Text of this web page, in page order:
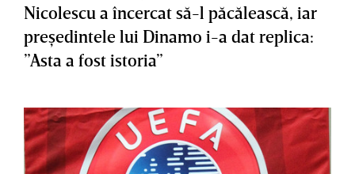
Nicolescu a încercat să-l păcălească, iar
preşedintele lui Dinamo i-a dat replica:
”Asta a fost istoria”